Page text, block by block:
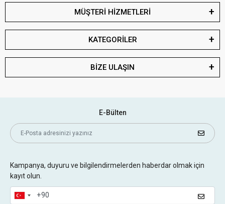
MÜŞTERİ HİZMETLERİ
KATEGORİLER
BİZE ULAŞIN
E-Bülten
Kampanya, duyuru ve bilgilendirmelerden haberdar olmak için
kayıt olun.